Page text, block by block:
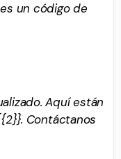
un código de
Aquí están
Contáctanos